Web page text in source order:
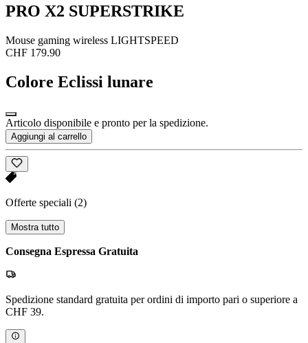
PRO X2 SUPERSTRIKE
Mouse gaming wireless LIGHTSPEED
CHF 179.90
Colore Eclissi lunare
Articolo disponibile e pronto per la spedizione.
Aggiungi al carrello
Offerte speciali (2)
Mostra tutto
Consegna Espressa Gratuita
Spedizione standard gratuita per ordini di importo pari o superiore a
CHF 39.